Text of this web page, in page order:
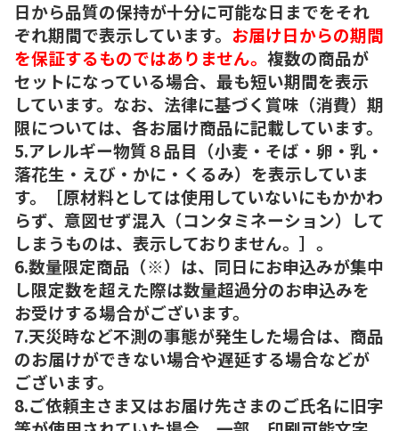
日から品質の保持が十分に可能な日までをそれ
ぞれ期間で表示しています。 お届け日からの期間
を保証するものではありません。 複数の商品が
セットになっている場合、最も短い期間を表示
しています。なお、法律に基づく賞味（消費）期
限については、各お届け商品に記載しています。
5.アレルギー物質８品目（小麦・そば・卵・乳・
落花生・えび・かに・くるみ）を表示していま
す。［原材料としては使用していないにもかかわ
らず、意図せず混入（コンタミネーション）して
しまうものは、表示しておりません。］。
6.数量限定商品（※）は、同日にお申込みが集中
し限定数を超えた際は数量超過分のお申込みを
お受けする場合がございます。
7.天災時など不測の事態が発生した場合は、商品
のお届けができない場合や遅延する場合などが
ございます。
8.ご依頼主さま又はお届け先さまのご氏名に旧字